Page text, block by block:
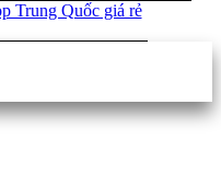
Trung Quốc giá rẻ